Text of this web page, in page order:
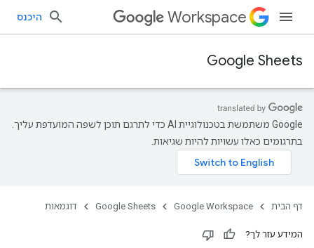
Workspace היכנס
Google Sheets
‫Google משתמשת בטכנולוגיית AI כדי לתרגם תוכן לשפה המועדפת עליך.
בתרגומים כאלו עשויות להיות שגיאות.
דף הבית Google Workspace
Google Sheets דוגמאות
המידע עזר לך?